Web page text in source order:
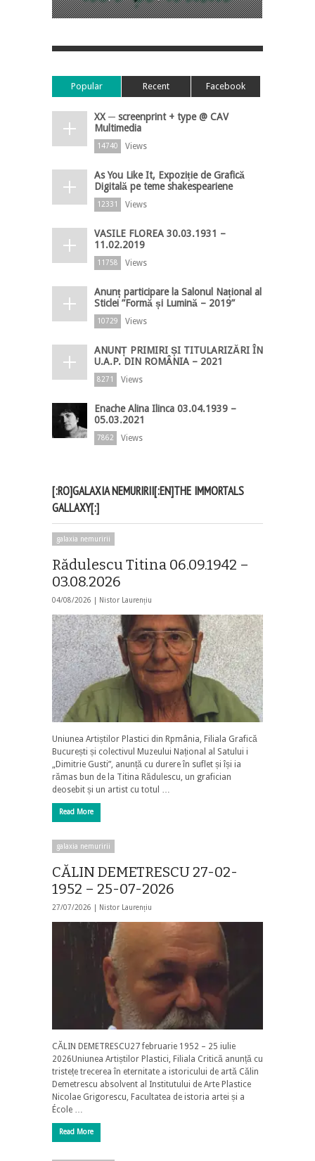
Popular Recent Facebook
XX ─ screenprint + type @ CAV
Multimedia
14740 Views
As You Like It, Expoziție de Grafică
Digitală pe teme shakespeariene
12331 Views
VASILE FLOREA 30.03.1931 –
11.02.2019
11758 Views
Anunț participare la Salonul Național al
Sticlei ”Formă și Lumină – 2019”
10729 Views
ANUNȚ PRIMIRI ȘI TITULARIZĂRI ÎN
U.A.P. DIN ROMÂNIA – 2021
8271 Views
Enache Alina Ilinca 03.04.1939 –
05.03.2021
7862 Views
[:RO]GALAXIA NEMURIRII[:EN]THE IMMORTALS
GALLAXY[:]
galaxia nemuririi
Rădulescu Titina 06.09.1942 –
03.08.2026
04/08/2026 | Nistor Laurențiu
Uniunea Artiștilor Plastici din Rpmânia, Filiala Grafică
București și colectivul Muzeului Național al Satului i
„Dimitrie Gusti”, anunță cu durere în suflet și își ia
rămas bun de la Titina Rădulescu, un grafician
deosebit și un artist cu totul …
Read More
galaxia nemuririi
CĂLIN DEMETRESCU 27-02-
1952 – 25-07-2026
27/07/2026 | Nistor Laurențiu
CĂLIN DEMETRESCU27 februarie 1952 – 25 iulie
2026Uniunea Artiștilor Plastici, Filiala Critică anunță cu
tristețe trecerea în eternitate a istoricului de artă Călin
Demetrescu absolvent al Institutului de Arte Plastice
Nicolae Grigorescu, Facultatea de istoria artei și a
École …
Read More